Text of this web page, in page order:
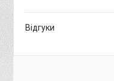
Відгуки